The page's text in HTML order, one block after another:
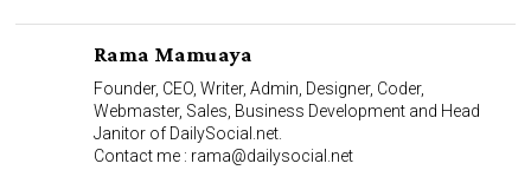
Rama Mamuaya
Founder, CEO, Writer, Admin, Designer, Coder,
Webmaster, Sales, Business Development and Head
Janitor of DailySocial.net.
Contact me : rama@dailysocial.net